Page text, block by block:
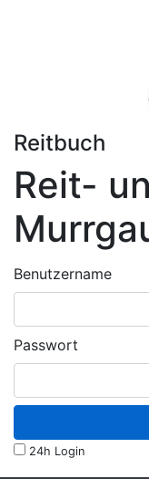
Reitbuch
Reit-
Benutzername
Passwort
24h Login